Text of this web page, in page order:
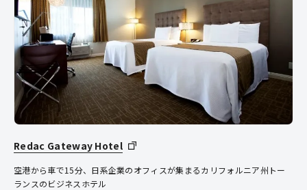
Redac Gateway Hotel
空港から車で15分、日系企業のオフィスが集まるカリフォルニア州トー
ランスのビジネスホテル